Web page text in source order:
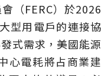
（FERC）於2026
型用電戶的連接協
式需求，美國能源
心電耗將占商業建